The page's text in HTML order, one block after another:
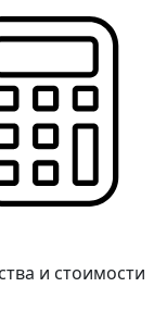
и стоимости